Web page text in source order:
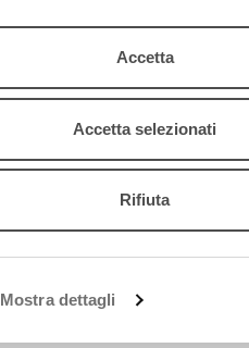
Mostra dettagli
Accetta
Accetta selezionati
Rifiuta